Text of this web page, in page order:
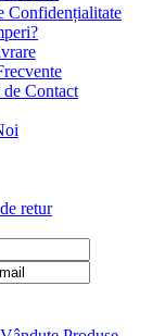
Confidențialitate
Contact
retur